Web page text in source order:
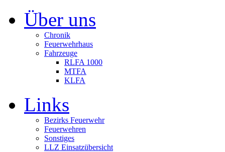
Über uns
Chronik
Feuerwehrhaus
Fahrzeuge
RLFA 1000
MTFA
KLFA
Links
Bezirks Feuerwehr
Feuerwehren
Sonstiges
LLZ Einsatzübersicht